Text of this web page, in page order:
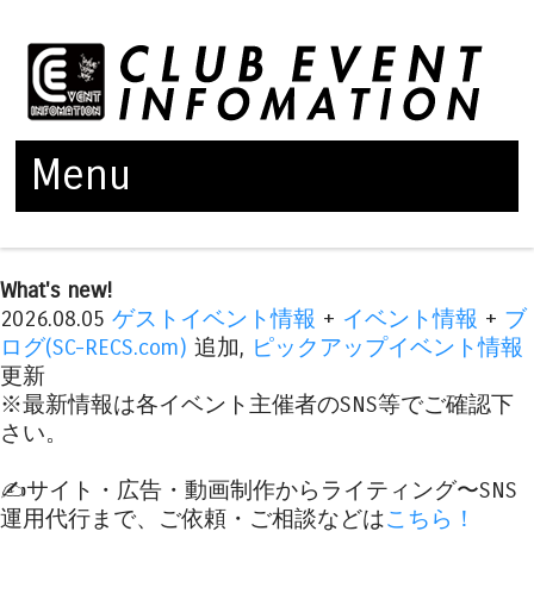
Menu
What's new!
2026.08.05 ゲストイベント情報 + イベント情報 + ブ
ログ(SC-RECS.com) 追加, ピックアップイベント情報
更新
※最新情報は各イベント主催者のSNS等でご確認下
さい。
✍️サイト・広告・動画制作からライティング〜SNS
運用代行まで、ご依頼・ご相談などはこちら！